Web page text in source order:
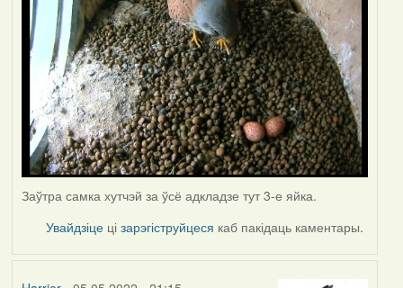
Заўтра самка хутчэй за ўсё адкладзе тут 3-е яйка.
Увайдзіце цізарэгіструйцеся каб пакідаць каментары.